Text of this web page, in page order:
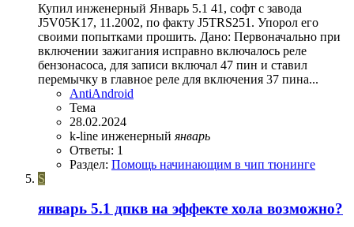
Купил инженерный Январь 5.1 41, софт с завода
J5V05K17, 11.2002, по факту J5TRS251. Упорол его
своими попытками прошить. Дано: Первоначально при
включении зажигания исправно включалось реле
бензонасоса, для записи включал 47 пин и ставил
перемычку в главное реле для включения 37 пина...
AntiAndroid
Тема
28.02.2024
k-line инженерный январь
Ответы: 1
Раздел: Помощь начинающим в чип тюнинге
S
январь 5.1 дпкв на эффекте хола возможно?